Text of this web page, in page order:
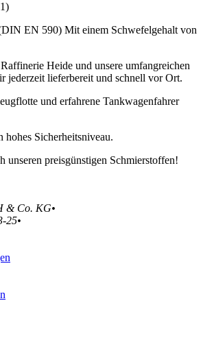
EN 590) Mit einem Schwefelgehalt von
Heide und unsere umfangreichen
jederzeit lieferbereit und schnell vor Ort.
und erfahrene Tankwagenfahrer
hohes Sicherheitsniveau.
unseren preisgünstigen Schmierstoffen!
& Co. KG•
25•